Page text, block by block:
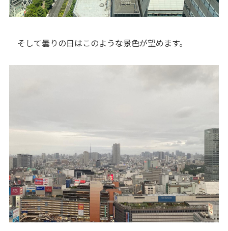
そして曇りの日はこのような景色が望めます。